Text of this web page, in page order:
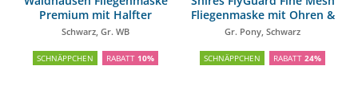
Premium mit Halfter
Schwarz, Gr. WB
SCHNÄPPCHEN RABATT 10%
Fliegenmaske mit Ohren &
Nasenteil
Gr. Pony, Schwarz
SCHNÄPPCHEN RABATT 24%